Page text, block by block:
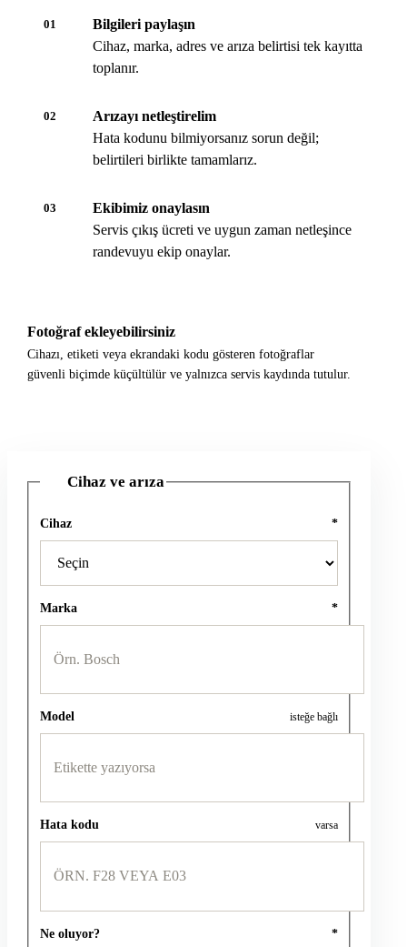
01
Bilgileri paylaşın
Cihaz, marka, adres ve arıza belirtisi tek kayıtta
toplanır.
02
Arızayı netleştirelim
Hata kodunu bilmiyorsanız sorun değil;
belirtileri birlikte tamamlarız.
03
Ekibimiz onaylasın
Servis çıkış ücreti ve uygun zaman netleşince
randevuyu ekip onaylar.
Fotoğraf ekleyebilirsiniz
Cihazı, etiketi veya ekrandaki kodu gösteren fotoğraflar
güvenli biçimde küçültülür ve yalnızca servis kaydında tutulur.
Cihaz ve arıza
Cihaz *
Marka *
Model isteğe bağlı
Hata kodu varsa
Ne oluyor? *